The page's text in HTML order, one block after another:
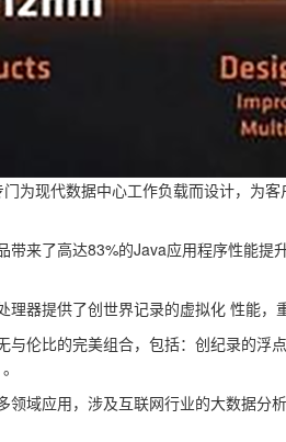
为现代数据中心工作负载而设计，为
带来了高达83%的Java应用程序性能
器提供了创世界记录的虚拟化 性能，
伦比的完美组合，包括：创纪录的
域应用，涉及互联网行业的大数据